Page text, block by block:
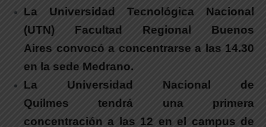
La Universidad Tecnológica Nacional
(UTN) Facultad Regional Buenos
Aires convocó a concentrarse a las 14.30
en la sede Medrano.
La Universidad Nacional de
Quilmes tendrá una primera
concentración a las 12 en el campus de